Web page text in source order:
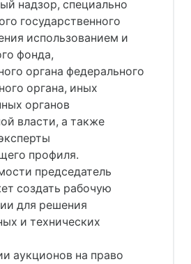
надзор, специально
государственного
использованием и
фонда,
органа федерального
органа, иных
органов
власти, а также
профиля.
председатель
создать рабочую
для решения
и технических
аукционов на право